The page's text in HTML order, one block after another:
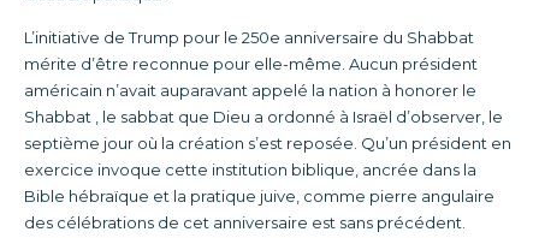
L’initiative de Trump pour le 250e anniversaire du Shabbat
mérite d’être reconnue pour elle-même. Aucun président
américain n’avait auparavant appelé la nation à honorer le
Shabbat , le sabbat que Dieu a ordonné à Israël d’observer, le
septième jour où la création s’est reposée. Qu’un président en
exercice invoque cette institution biblique, ancrée dans la
Bible hébraïque et la pratique juive, comme pierre angulaire
des célébrations de cet anniversaire est sans précédent.